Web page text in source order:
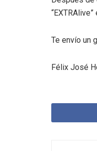
Te envío un
Félix José